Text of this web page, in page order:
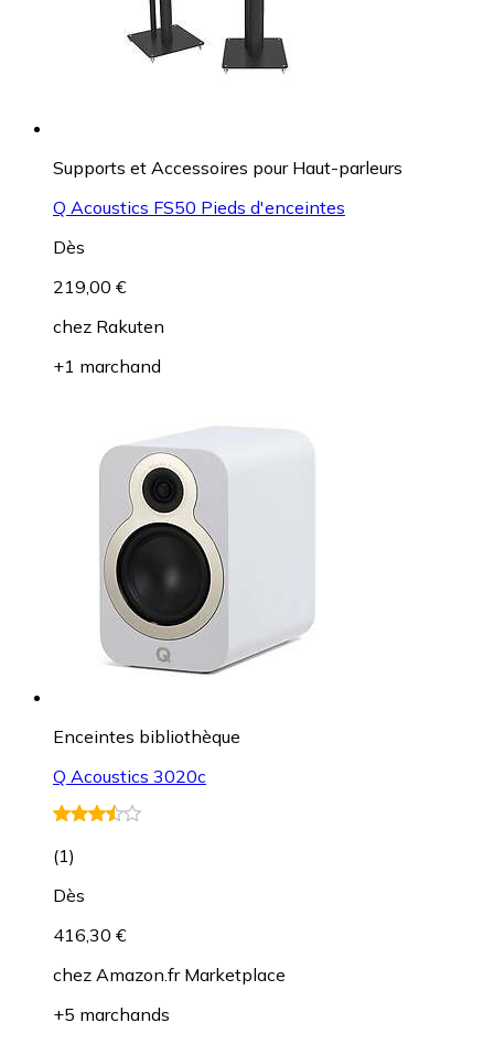
Supports et Accessoires pour Haut-parleurs
Q Acoustics FS50 Pieds d'enceintes
Dès
219,00 €
chez Rakuten
+1 marchand
Enceintes bibliothèque
Q Acoustics 3020c
(1)
Dès
416,30 €
chez Amazon.fr Marketplace
+5 marchands